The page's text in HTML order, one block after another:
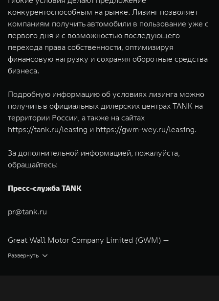
конкурентоспособным на рынке. Лизинг позволяет
компаниям получить автомобили в пользование уже с
первого дня и с возможностью последующего
перехода права собственности, оптимизируя
финансовую нагрузку и сохраняя оборотные средства
бизнеса.
Подробную информацию об условиях лизинга можно
получить в официальных дилерских центрах TANK на
территории России, а также на сайтах
https://tank.ru/leasing и https://gwm-wey.ru/leasing.
За дополнительной информацией, пожалуйста,
обращайтесь:
Пресс-служба TANK
pr@tank.ru
Great Wall Motor Company Limited (GWM) —
глобальный производитель внедорожников,
Развернуть